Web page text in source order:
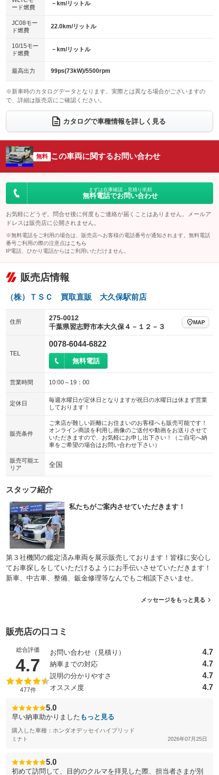
電動格納ミラー
：装備あり
：装備なし
：装備なし
パワーシート
ベンチシート
：装備なし
チップアップシート
：装備なし
：装備なし ：装備あり
ウォークスルー
：装備あり
電動リアゲート フロントカメラ
：装備あり
：装備なし ：装備あり
サイドカメラ
：装備あり ルーフレール
：装備なし
：装備なし
：装備なし
ード燃費
－km/リットル
JC08モー
ド燃費
22.0km/リットル
10/15モー
ド燃費
－km/リットル
最高出力 99ps(73kW)/5500rpm
※新車時のカタログデータとなります。実際とは異なる場合がございますの
で、詳細は販売店にご確認ください。
カタログで車種情報を詳しく見る
無料 この車両に関するお問い合わせ
まずは在庫確認・見積り依頼
無料電話でお問い合わせ
お気軽にどうぞ。問合せ後に何度もご連絡が届くことはありません。メールア
ドレスは販売店に公開されません。
※無料電話をご利用の場合は、販売店へお客様の電話番号が通知されます。無料電話
番号ご利用の際の注意点は こちら
IP電話、ひかり電話からはご利用いただけません。
販売店情報
（株）ＴＳＣ 買取直販 大久保駅前店
住所
275-0012
千葉県習志野市本大久保４－１２－３
MAP
TEL
0078-6044-6822
無料電話
営業時間 10:00～19：00
定休日
毎週水曜日が定休日となりますが祝日の水曜日は休まず営業
しております！
販売条件
ご来店が難しい距離にお住まいのお客様へも販売可能です！
オンライン商談を利用し画像のご送付や動画をお送りさせて
いただきますので、お気軽にお申し出下さい！（ご自宅へ納
車をご希望の場合はお問い合わせ下さい）
販売可能エ
リア
全国
スタッフ紹介
私たちがご案内させていただきます！
第３社機関の鑑定済み車両を展示販売しております！皆様に安心し
てお車探しをしていただけるようにお手伝いさせていただきます！
新車、中古車、整備、鈑金修理等なんでもご相談下さいませ。
メッセージをもっと見る
販売店の口コミ
総合評価
4.7 （5点満点中）
477件
お問い合わせ（見積り） 4.7
納車までの対応 4.7
説明の分かりやすさ 4.7
オススメ度 4.7
5.0
早い納車助かりました もっと見る
購入した車種：ホンダオデッセイハイブリッド
ミナト 2026年07月25日
5.0
初めて訪問して、目的のクルマを拝見した際、担当者さまが別